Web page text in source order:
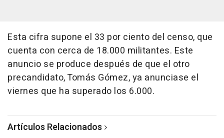
Esta cifra supone el 33 por ciento del censo, que
cuenta con cerca de 18.000 militantes. Este
anuncio se produce después de que el otro
precandidato, Tomás Gómez, ya anunciase el
viernes que ha superado los 6.000.
Artículos Relacionados